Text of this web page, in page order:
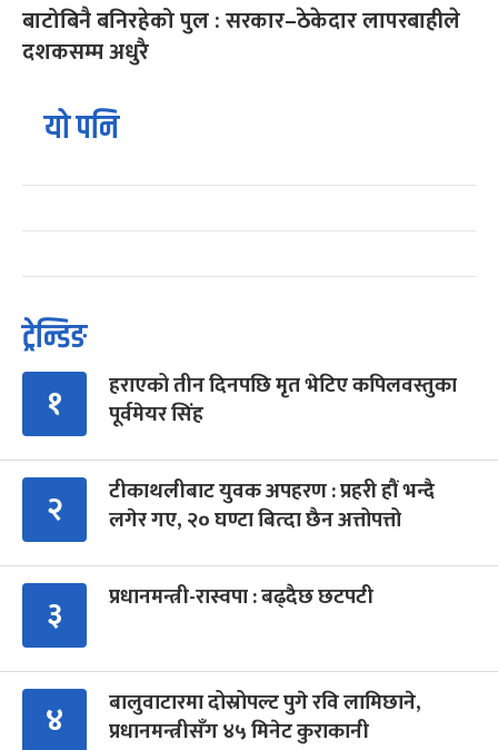
बाटोबिनै बनिरहेको पुल : सरकार–ठेकेदार लापरबाहीले
दशकसम्म अधुरै
यो पनि
ट्रेन्डिङ
१
हराएको तीन दिनपछि मृत भेटिए कपिलवस्तुका
पूर्वमेयर सिंह
२
टीकाथलीबाट युवक अपहरण : प्रहरी हौं भन्दै
लगेर गए, २० घण्टा बित्दा छैन अत्तोपत्तो
३ प्रधानमन्त्री-रास्वपा : बढ्दैछ छटपटी
४
बालुवाटारमा दोस्रोपल्ट पुगे रवि लामिछाने,
प्रधानमन्त्रीसँग ४५ मिनेट कुराकानी